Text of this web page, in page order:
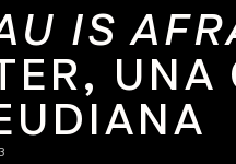
IS
UNA